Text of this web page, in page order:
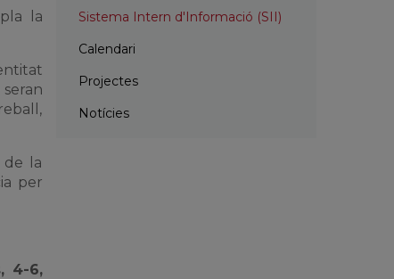
la
de la
per
4-6,
Sistema Intern d'Informació (SII)
Calendari
Projectes
Notícies